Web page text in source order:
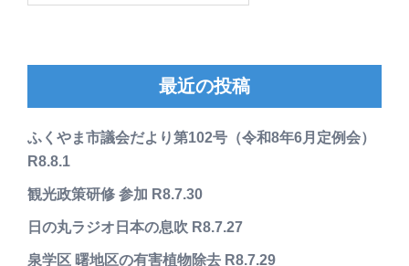
最近の投稿
ふくやま市議会だより第102号（令和8年6月定例会）
R8.8.1
観光政策研修 参加 R8.7.30
日の丸ラジオ日本の息吹 R8.7.27
泉学区 曙地区の有害植物除去 R8.7.29